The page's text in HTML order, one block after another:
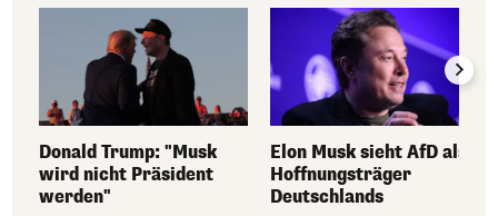
Donald Trump: "Musk
wird nicht Präsident
werden"
Elon Musk sieht AfD als
Hoffnungsträger
Deutschlands